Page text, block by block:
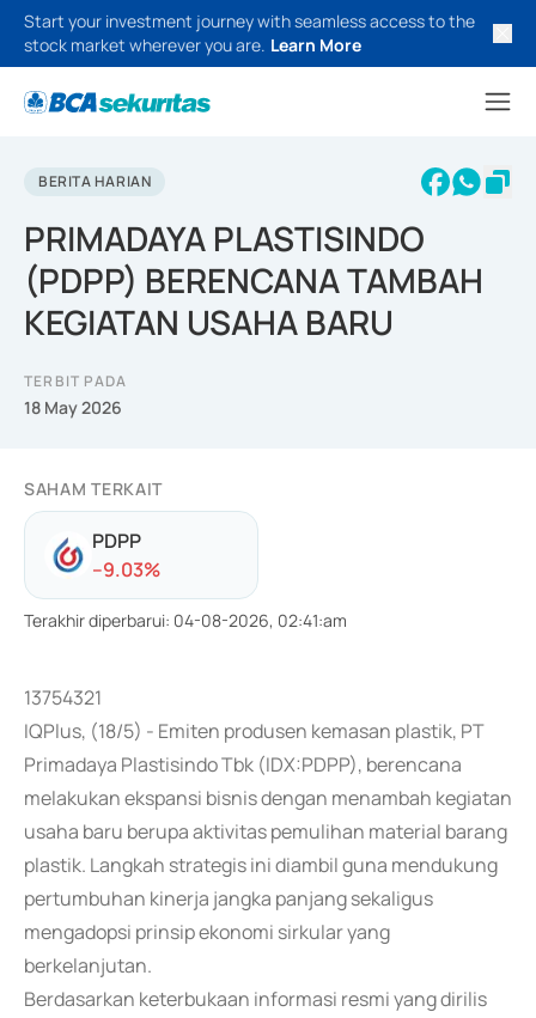
Start your investment journey with seamless access to the
stock market wherever you are. Learn More
BERITA HARIAN
PRIMADAYA PLASTISINDO
(PDPP) BERENCANA TAMBAH
KEGIATAN USAHA BARU
TERBIT PADA
18 May 2026
SAHAM TERKAIT
PDPP
--9.03%
Terakhir diperbarui: 04-08-2026, 02:41:am
13754321
IQPlus, (18/5) - Emiten produsen kemasan plastik, PT
Primadaya Plastisindo Tbk (IDX:PDPP), berencana
melakukan ekspansi bisnis dengan menambah kegiatan
usaha baru berupa aktivitas pemulihan material barang
plastik. Langkah strategis ini diambil guna mendukung
pertumbuhan kinerja jangka panjang sekaligus
mengadopsi prinsip ekonomi sirkular yang
berkelanjutan.
Berdasarkan keterbukaan informasi resmi yang dirilis